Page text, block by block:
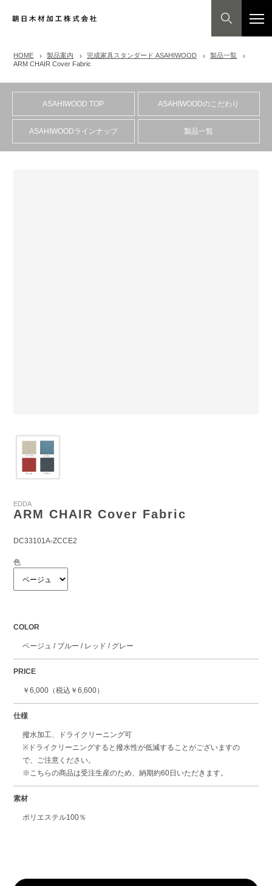
HOME 製品案内 完成家具スタンダード ASAHIWOOD
製品一覧
ARM CHAIR Cover Fabric
ASAHIWOOD TOP ASAHIWOODのこだわり
ASAHIWOODラインナップ 製品一覧
EDDA
ARM CHAIR Cover Fabric
DC33101A-ZCCE2
色
COLOR
ベージュ / ブルー / レッド / グレー
PRICE
￥6,000（税込￥6,600）
仕様
撥水加工、ドライクリーニング可
※ドライクリーニングすると撥水性が低減することがございますの
で、ご注意ください。
※こちらの商品は受注生産のため、納期約60日いただきます。
素材
ポリエステル100％